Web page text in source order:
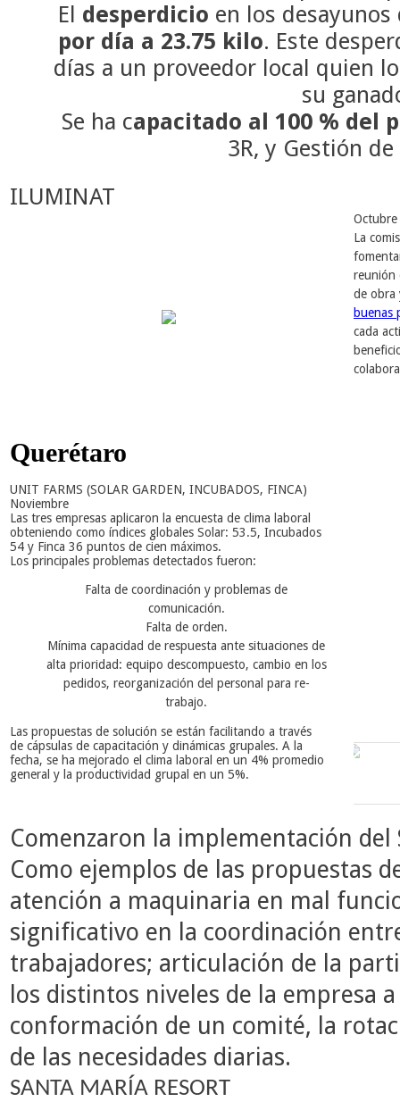
El desperdicio en los
por día a 23.75 kilo. Este
días a un proveedor local quien
su
Se ha capacitado al 100 % del
3R, y Gestión
ILUMINAT
Octubre
La
reunión
de obra
buenas
cada
Querétaro
UNIT FARMS (SOLAR GARDEN, INCUBADOS, FINCA)
Noviembre
Las tres empresas aplicaron la encuesta de clima laboral
obteniendo como índices globales Solar: 53.5, Incubados
54 y Finca 36 puntos de cien máximos.
Los principales problemas detectados fueron:
Falta de coordinación y problemas de
comunicación.
Falta de orden.
Mínima capacidad de respuesta ante situaciones de
alta prioridad: equipo descompuesto, cambio en los
pedidos, reorganización del personal para re-
trabajo.
Las propuestas de solución se están facilitando a través
de cápsulas de capacitación y dinámicas grupales. A la
fecha, se ha mejorado el clima laboral en un 4% promedio
general y la productividad grupal en un 5%.
Comenzaron la implementación del
Como ejemplos de las propuestas
atención a maquinaria en mal
significativo en la coordinación
trabajadores; articulación de la
los distintos niveles de la empresa
conformación de un comité, la
de las necesidades diarias.
SANTA MARÍA RESORT